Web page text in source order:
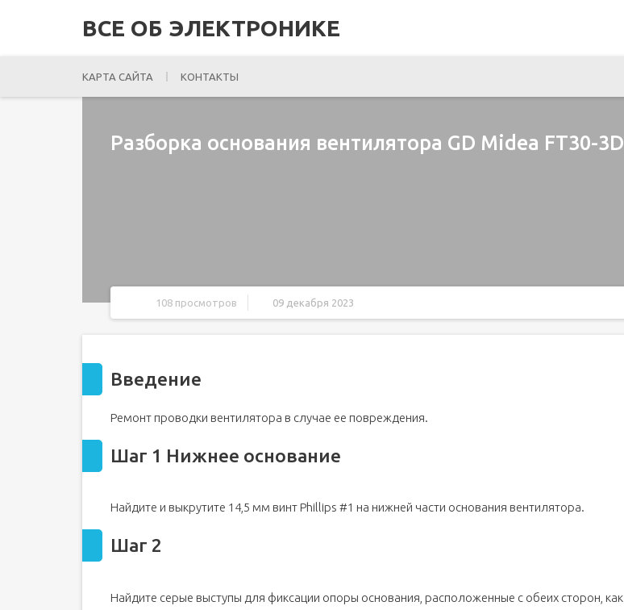
ВСЕ ОБ ЭЛЕКТРОНИКЕ
КАРТА САЙТА КОНТАКТЫ
Разборка основания вентилятора GD Midea FT30-3D
108 просмотров 09 декабря 2023
Введение
Ремонт проводки вентилятора в случае ее повреждения.
Шаг 1 Нижнее основание
Найдите и выкрутите 14,5 мм винт Phillips #1 на нижней части основания вентилятора.
Шаг 2
Найдите серые выступы для фиксации опоры основания, расположенные с обеих сторон, как